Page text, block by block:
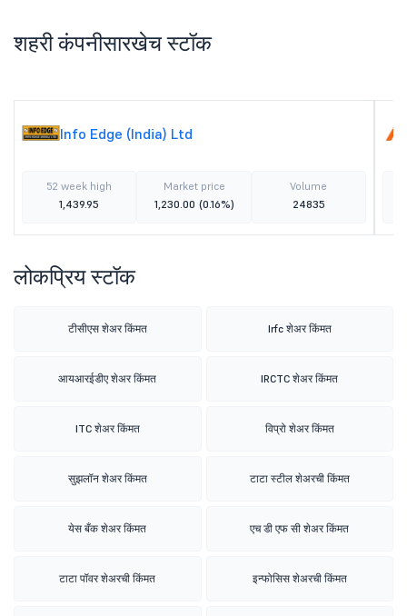
शहरी कंपनीसारखेच स्टॉक
Info Edge (India) Ltd
52 week high
1,439.95
Market price
1,230.00 (0.16%)
Volume
24835
लोकप्रिय स्टॉक
टीसीएस शेअर किंमत Irfc शेअर किंमत
आयआरईडीए शेअर किंमत IRCTC शेअर किंमत
ITC शेअर किंमत विप्रो शेअर किंमत
सुझलॉन शेअर किंमत टाटा स्टील शेअरची किंमत
येस बँक शेअर किंमत एच डी एफ सी शेअर किंमत
टाटा पॉवर शेअरची किंमत इन्फोसिस शेअरची किंमत